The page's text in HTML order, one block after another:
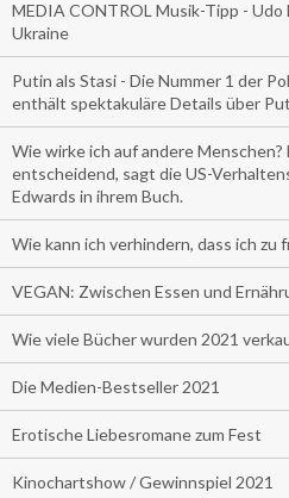
MEDIA CONTROL Musik-Tipp -
Ukraine
Putin als Stasi - Die Nummer 1 der
enthält spektakuläre Details über
Wie wirke ich auf andere
entscheidend, sagt die US-
Edwards in ihrem Buch.
Wie kann ich verhindern, dass ich zu
VEGAN: Zwischen Essen und
Wie viele Bücher wurden 2021
Die Medien-Bestseller 2021
Erotische Liebesromane zum Fest
Kinochartshow / Gewinnspiel 2021